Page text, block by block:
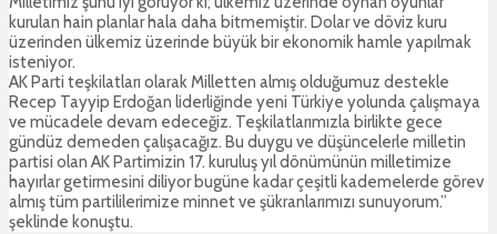
kurulan hain planlar hala daha bitmemiştir. Dolar ve döviz kuru
üzerinden ülkemiz üzerinde büyük bir ekonomik hamle yapılmak
isteniyor.
AK Parti teşkilatları olarak Milletten almış olduğumuz destekle
Recep Tayyip Erdoğan liderliğinde yeni Türkiye yolunda çalışmaya
ve mücadele devam edeceğiz. Teşkilatlarımızla birlikte gece
gündüz demeden çalışacağız. Bu duygu ve düşüncelerle milletin
partisi olan AK Partimizin 17. kuruluş yıl dönümünün milletimize
hayırlar getirmesini diliyor bugüne kadar çeşitli kademelerde görev
almış tüm partililerimize minnet ve şükranlarımızı sunuyorum.”
şeklinde konuştu.